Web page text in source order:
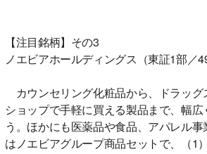
【注目銘柄】その3
ノエビアホールディングス（東証1部／
カウンセリング化粧品から、ドラッグ
ショップで手軽に買える製品まで、幅
う。ほかにも医薬品や食品、アパレル
はノエビアグループ商品セットで、（1